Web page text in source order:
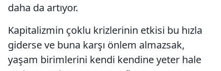
daha da artıyor.
Kapitalizmin çoklu krizlerinin etkisi bu hızla
giderse ve buna karşı önlem almazsak,
yaşam birimlerini kendi kendine yeter hale